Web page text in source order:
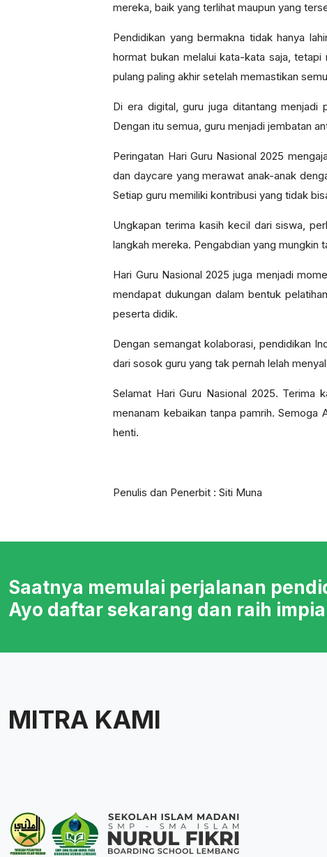
mereka, baik yang terlihat maupun yang
Pendidikan yang bermakna tidak hanya
hormat bukan melalui kata-kata saja,
pulang paling akhir setelah memastikan
Di era digital, guru juga ditantang
Dengan itu semua, guru menjadi jembatan
Peringatan Hari Guru Nasional 2025
dan daycare yang merawat anak-anak
Setiap guru memiliki kontribusi yang tidak
Ungkapan terima kasih kecil dari siswa,
langkah mereka. Pengabdian yang mungkin
Hari Guru Nasional 2025 juga menjadi
mendapat dukungan dalam bentuk
peserta didik.
Dengan semangat kolaborasi, pendidikan
dari sosok guru yang tak pernah lelah
Selamat Hari Guru Nasional 2025. Terima
menanam kebaikan tanpa pamrih. Semoga
henti.
Penulis dan Penerbit : Siti Muna
Saatnya memulai perjalanan
Ayo daftar sekarang dan raih
MITRA KAMI